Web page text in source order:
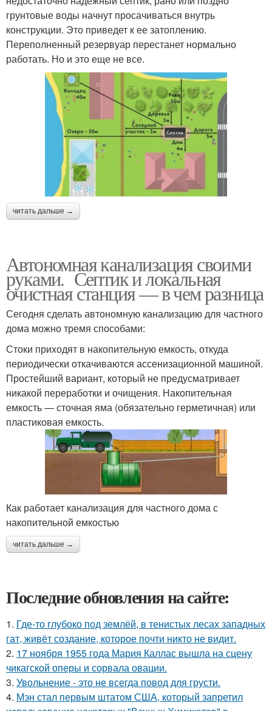
грунтовые воды начнут просачиваться внутрь
конструкции. Это приведет к ее затоплению.
Переполненный резервуар перестанет нормально
работать. Но и это еще не все.
читать дальше →
Автономная канализация своими
руками. Септик и локальная
очистная станция — в чем разница
Сегодня сделать автономную канализацию для частного
дома можно тремя способами:
Стоки приходят в накопительную емкость, откуда
периодически откачиваются ассенизационной машиной.
Простейший вариант, который не предусматривает
никакой переработки и очищения. Накопительная
емкость — сточная яма (обязательно герметичная) или
пластиковая емкость.
Как работает канализация для частного дома с
накопительной емкостью
читать дальше →
Последние обновления на сайте:
1. Где-то глубоко под землёй, в тенистых лесах западных
гат, живёт создание, которое почти никто не видит.
2. 17 ноября 1955 года Мария Каллас вышла на сцену
чикагской оперы и сорвала овации.
3. Увольнение - это не всегда повод для грусти.
4. Мэн стал первым штатом США, который запретил